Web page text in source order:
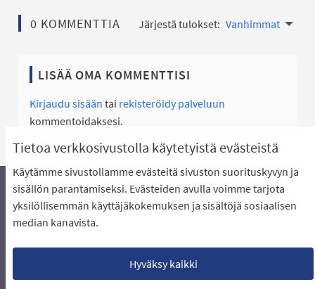
Tietoa verkkosivustolla käytetyistä evästeistä
Käytämme sivustollamme evästeitä sivuston suorituskyvyn ja
sisällön parantamiseksi. Evästeiden avulla voimme tarjota
yksilöllisemmän käyttäjäkokemuksen ja sisältöjä sosiaalisen
median kanavista.
Hyväksy kaikki
0 KOMMENTTIA Järjestä tulokset: Vanhimmat
LISÄÄ OMA KOMMENTTISI
Kirjaudu sisään tai rekisteröidy palveluun
kommentoidaksesi.
Äänestyksen pikaohjeet
Usein kysytyt kysymykset
Näin äänestät Asukasbudjetissa
Lataa avoimet datatiedostot
Evästeasetukset